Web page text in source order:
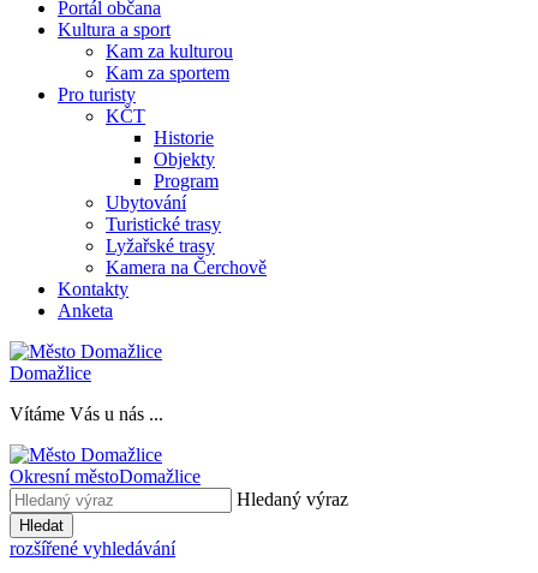
Portál občana
Kultura a sport
Kam za kulturou
Kam za sportem
Pro turisty
KČT
Historie
Objekty
Program
Ubytování
Turistické trasy
Lyžařské trasy
Kamera na Čerchově
Kontakty
Anketa
Domažlice
Vítáme Vás u nás ...
Okresní městoDomažlice
Hledaný výraz
Hledat
rozšířené vyhledávání